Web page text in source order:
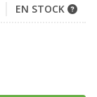
EN STOCK